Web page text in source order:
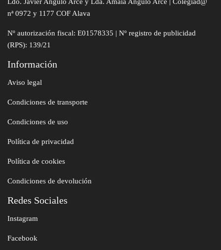
Ldo. Javier Angulo Arce y Lda. Amaia Angulo Arce | Colegiad@
nª 0972 y 1177 COF Alava
Nº autorización fiscal: E01578335 | Nº registro de publicidad
(RPS): 139/21
Información
Aviso legal
Condiciones de transporte
Condiciones de uso
Política de privacidad
Política de cookies
Condiciones de devolución
Redes Sociales
Instagram
Facebook